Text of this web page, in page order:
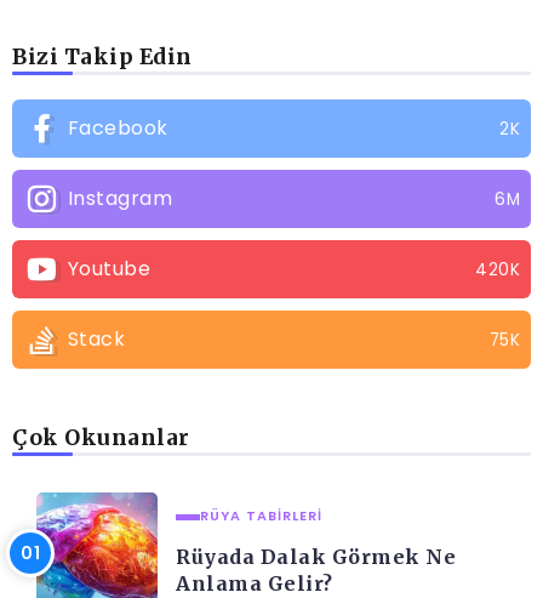
Bizi Takip Edin
Facebook 2K
Instagram 6M
Youtube 420K
Stack 75K
Çok Okunanlar
RÜYA TABIRLERI
Rüyada Dalak Görmek Ne
Anlama Gelir?